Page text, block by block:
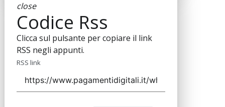
close
Codice Rss
Clicca sul pulsante per copiare il link
RSS negli appunti.
RSS link